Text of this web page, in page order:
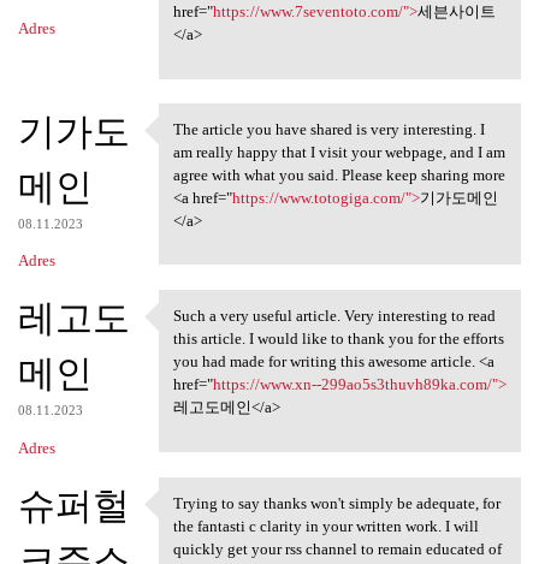
Adres
href="https://www.7seventoto.com/">세븐사이트
</a>
기가도
메인
08.11.2023
Adres
The article you have shared
The article you have shared is very interesting. I
am really happy that I visit your webpage, and I am
agree with what you said. Please keep sharing more
<a href="https://www.totogiga.com/">기가도메인
</a>
레고도
메인
08.11.2023
Adres
Such a very useful article.
Such a very useful article. Very interesting to read
this article. I would like to thank you for the efforts
you had made for writing this awesome article. <a
href="https://www.xn--299ao5s3thuvh89ka.com/">
레고도메인</a>
슈퍼헐
Trying to say thanks won't
Trying to say thanks won't simply be adequate, for
the fantasti c clarity in your written work. I will
quickly get your rss channel to remain educated of